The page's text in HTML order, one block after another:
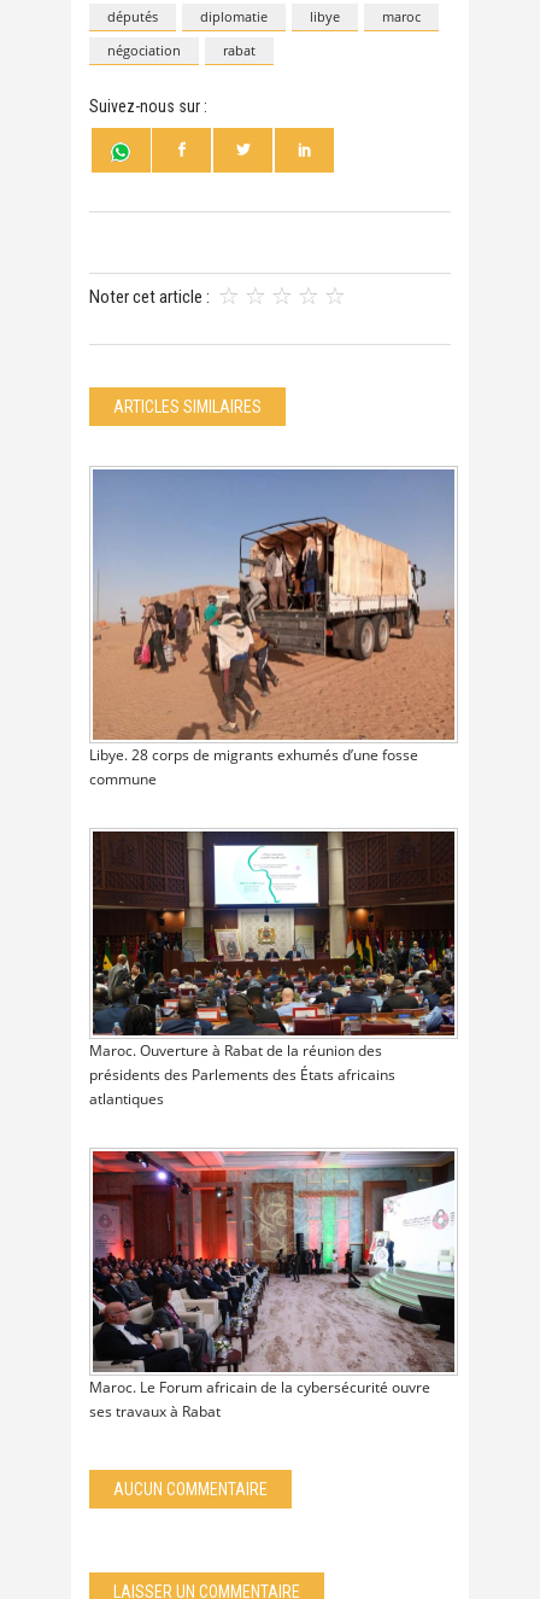
députés diplomatie libye
maroc
négociation
rabat
Suivez-nous sur :
Noter cet article :
ARTICLES SIMILAIRES
Libye. 28 corps de migrants exhumés d’une fosse
commune
Maroc. Ouverture à Rabat de la réunion des
présidents des Parlements des États africains
atlantiques
Maroc. Le Forum africain de la cybersécurité ouvre
ses travaux à Rabat
AUCUN COMMENTAIRE
LAISSER UN COMMENTAIRE